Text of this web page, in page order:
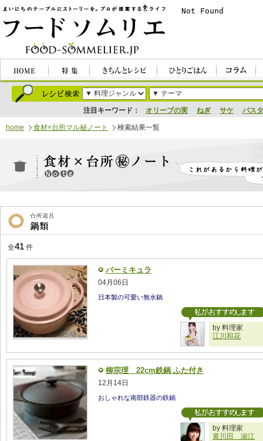
注目キーワード： オリーブの実 ねぎ サケ パスタ
home 食材×台所マル秘ノート 検索結果一覧
全41 件
バーミキュラ
04月06日
日本製の可愛い無水鍋
by 料理家
江川和花
柳宗理 22cm鉄鍋 ふた付き
12月14日
おしゃれな南部鉄器の鉄鍋
by 料理家
黄川田 淑江